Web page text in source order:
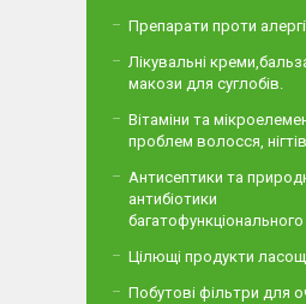
Препарати проти
Лікувальні
макози для суглобів.
Вітаміни та
проблем волосся,
Антисептики та
антибіотики
Цілющі продукти
Побутові фільтри для